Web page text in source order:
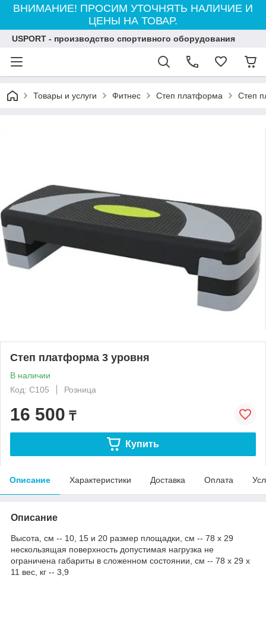
ВНИМАНИЕ! ПРОСИМ УТОЧНЯТЬ НАЛИЧИЕ И
ЦЕНЫ НА ТОВАР.
USPORT - производство спортивного оборудования
Товары и услуги Фитнес Степ платформа Степ
Степ платформа 3 уровня
В наличии
Код: С105
Розница
16 500 ₸
Купить
Описание Характеристики Доставка Оплата
Описание
Высота, см -- 10, 15 и 20 размер площадки, см -- 78 х 29
нескользящая поверхность допустимая нагрузка не
ограничена габариты в сложенном состоянии, см -- 78 х 29 х
11 вес, кг -- 3,9